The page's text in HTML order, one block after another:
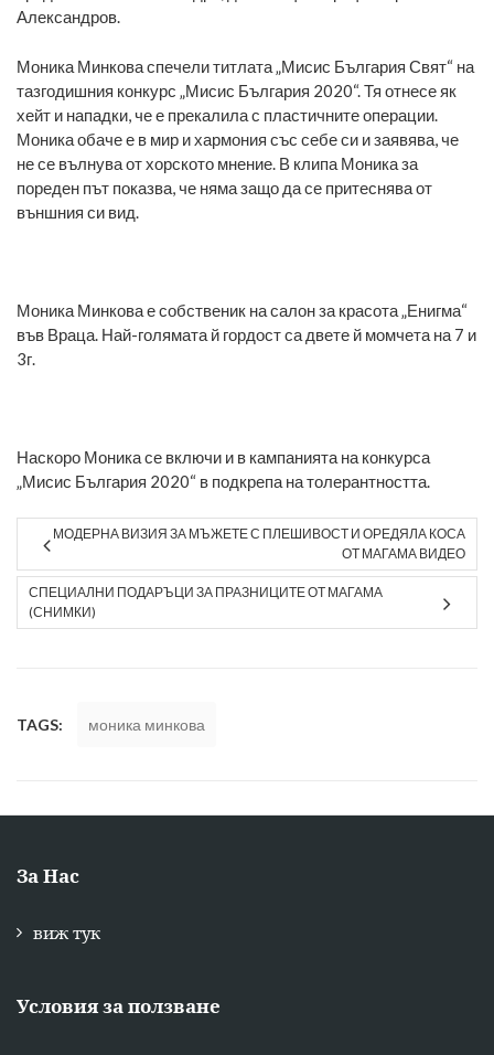
Александров.
Моника Минкова спечели титлата „Мисис България Свят“ на
тазгодишния конкурс „Мисис България 2020“. Тя отнесе як
хейт и нападки, че е прекалила с пластичните операции.
Моника обаче е в мир и хармония със себе си и заявява, че
не се вълнува от хорското мнение. В клипа Моника за
пореден път показва, че няма защо да се притеснява от
външния си вид.
Моника Минкова е собственик на салон за красота „Енигма“
във Враца. Най-голямата й гордост са двете й момчета на 7 и
3г.
Наскоро Моника се включи и в кампанията на конкурса
„Мисис България 2020“ в подкрепа на толерантността.
МОДЕРНА ВИЗИЯ ЗА МЪЖЕТЕ С ПЛЕШИВОСТ И ОРЕДЯЛА КОСА
ОТ МАГАМА ВИДЕО
СПЕЦИАЛНИ ПОДАРЪЦИ ЗА ПРАЗНИЦИТЕ ОТ МАГАМА
(СНИМКИ)
TAGS: моника минкова
За Нас
виж тук
Условия за ползване